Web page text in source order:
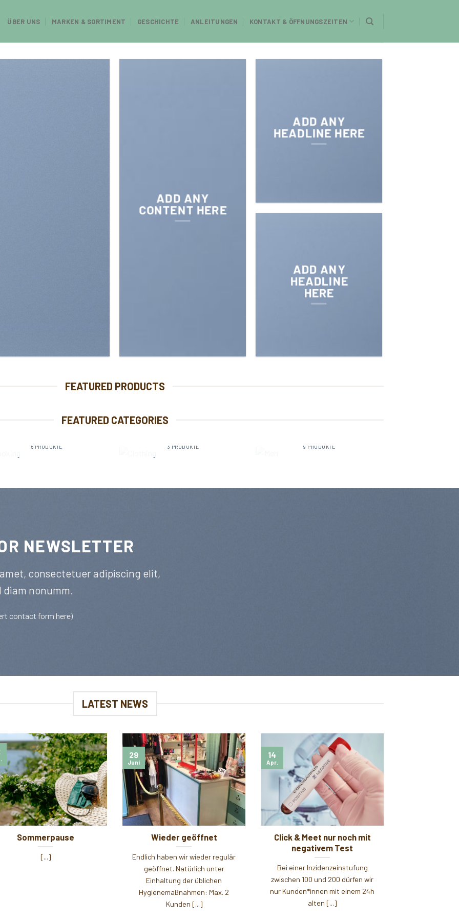
ÜBER UNS MARKEN & SORTIMENT GESCHICHTE ANLEITUNGEN KONTAKT & ÖFFNUNGSZEITEN
ADD ANY
CONTENT HERE
ADD ANY
HEADLINE HERE
ADD ANY
HEADLINE
HERE
FEATURED PRODUCTS
FEATURED CATEGORIES
6 PRODUKTE 3 PRODUKTE 9 PRODUKTE
NEWSLETTER
consectetuer adipiscing elit,
diam nonumm.
contact form here)
LATEST NEWS
Sommerpause
[...]
Wieder geöffnet
Endlich haben wir wieder regulär
geöffnet. Natürlich unter
Einhaltung der üblichen
Hygienemaßnahmen: Max. 2
Kunden [...]
29
Juni
Click & Meet nur noch mit
negativem Test
Bei einer Inzidenzeinstufung
zwischen 100 und 200 dürfen wir
nur Kunden*innen mit einem 24h
alten [...]
14
Apr.